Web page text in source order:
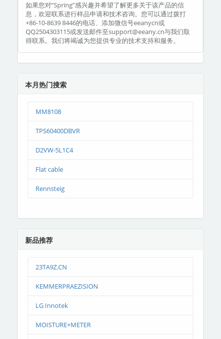
如果您对“Spring”感兴趣并希望了解更多关于该产品的信
息，欢迎联系进行样品申请和技术咨询。您可以通过拨打
+86-10-8639 8446的电话、添加微信号eeanycn或
QQ2504303115或发送邮件至support@eeany.cn与我们取
得联系。我们将竭诚为您提供专业的技术支持和服务。
本月热门搜索
MM8108
TPS60400DBVR
D2VW-5L1C4
Flat cable
Rennsteig
新品推荐
23TA9Z.CN
KEMMERPRAEZISION
LG Innotek
MOISTURE+METER